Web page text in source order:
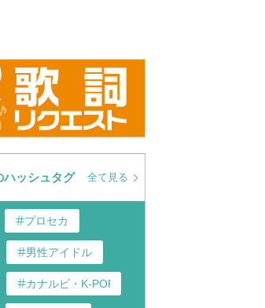
T-Pistonz+KMC ネップウファ
イアーバード2号
ハッシュタグ 全て見る
プロセカ
男性アイドル
カナルビ・K-POP和訳